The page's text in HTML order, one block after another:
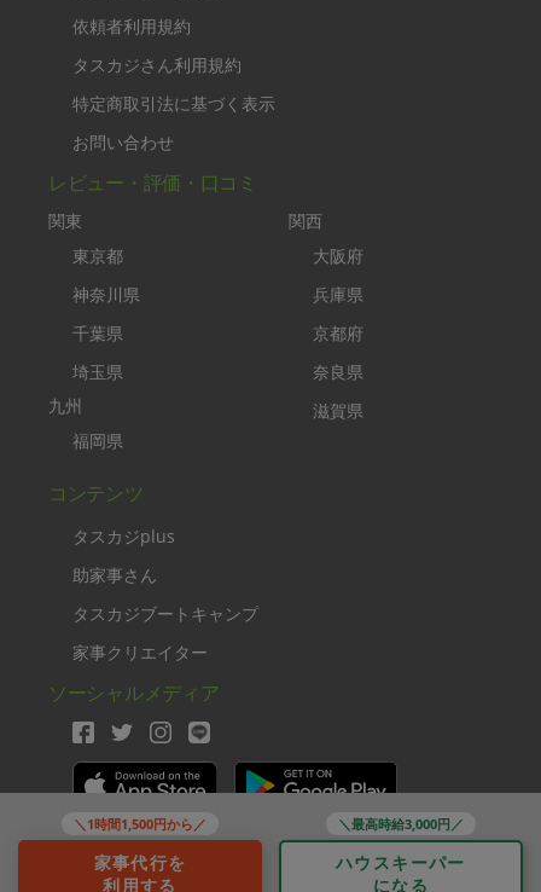
＼1時間1,500円から／
家事代行を
利用する
＼最高時給3,000円／
ハウスキーパー
になる
依頼者利用規約
タスカジさん利用規約
特定商取引法に基づく表示
お問い合わせ
レビュー・評価・口コミ
関東
東京都
神奈川県
千葉県
埼玉県
九州
福岡県
関西
大阪府
兵庫県
京都府
奈良県
滋賀県
コンテンツ
タスカジplus
助家事さん
タスカジブートキャンプ
家事クリエイター
ソーシャルメディア